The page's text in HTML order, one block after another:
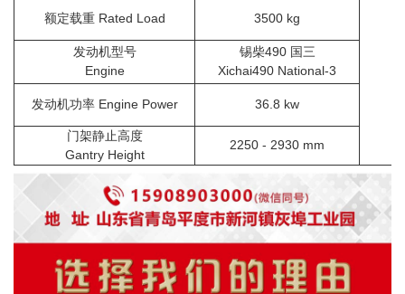
额定载重 Rated Load 3500 kg
发动机型号
Engine
锡柴490 国三
Xichai490 National-3
发动机功率 Engine Power 36.8 kw
门架静止高度
Gantry Height
2250 - 2930 mm